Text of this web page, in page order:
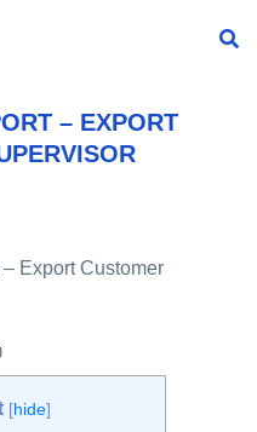
– EXPORT
Export Customer
[hide]